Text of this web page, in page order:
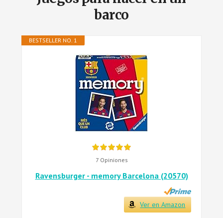
barco
BESTSELLER NO. 1
7 Opiniones
Ravensburger - memory Barcelona (20570)
Ver en Amazon